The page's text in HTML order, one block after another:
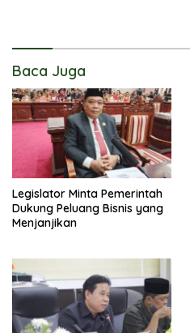
Baca Juga
Legislator Minta Pemerintah
Dukung Peluang Bisnis yang
Menjanjikan